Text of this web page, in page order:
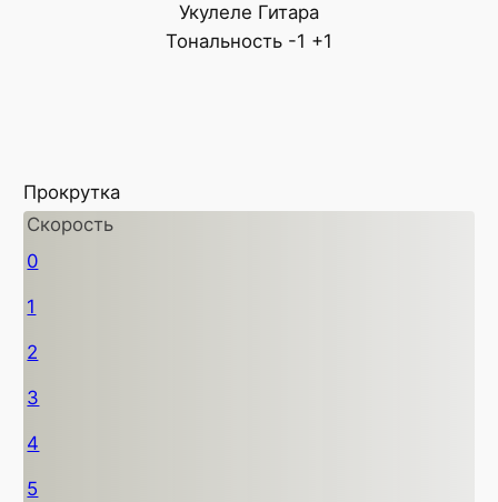
Укулеле Гитара
Тональность -1 +1
Прокрутка
Скорость
0
1
2
3
4
5